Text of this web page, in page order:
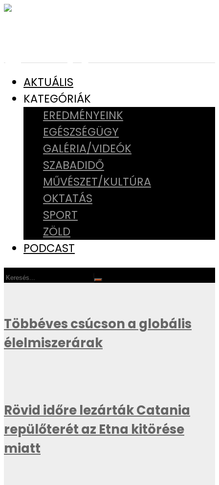
AKTUÁLIS
KATEGÓRIÁK
EREDMÉNYEINK
EGÉSZSÉGÜGY
GALÉRIA/VIDEÓK
SZABADIDŐ
MŰVÉSZET/KULTÚRA
OKTATÁS
SPORT
ZÖLD
PODCAST
Többéves csúcson a globális
élelmiszerárak
Rövid időre lezárták Catania
repülőterét az Etna kitörése
miatt